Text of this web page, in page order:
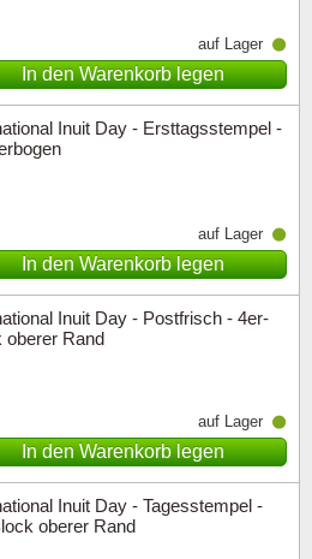
auf Lager
In den Warenkorb legen
Inuit Day - Ersttagsstempel -
auf Lager
In den Warenkorb legen
Inuit Day - Postfrisch - 4er-
oberer Rand
auf Lager
In den Warenkorb legen
Inuit Day - Tagesstempel -
oberer Rand